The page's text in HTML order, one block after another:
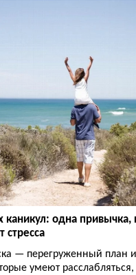
каникул: одна привычка,
стресса
— перегруженный план
умеют